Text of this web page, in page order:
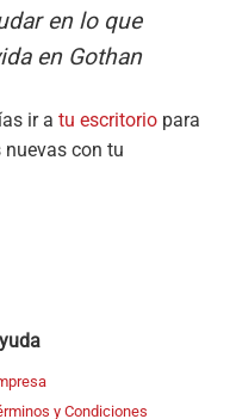
en lo que
en Gothan
ir a tu escritorio para
con tu
y Condiciones